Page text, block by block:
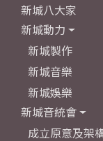
新城八大家
新城動力
新城製作
新城音樂
新城娛樂
新城音統會
成立原意及架